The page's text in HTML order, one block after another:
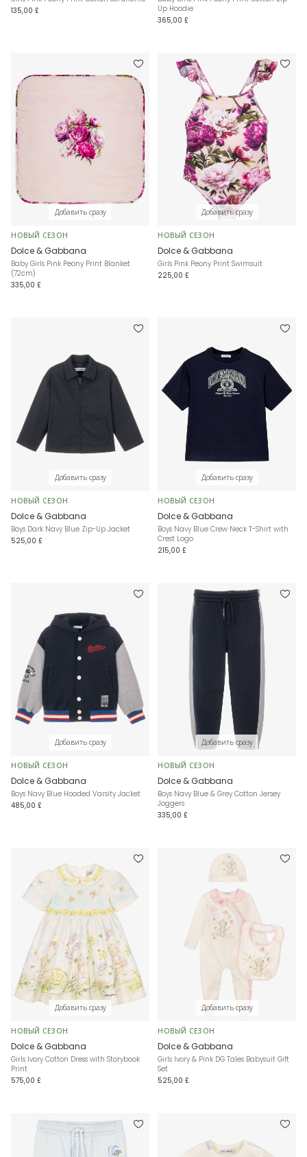
135,00 £
Up Hoodie
365,00 £
Добавить сразу
НОВЫЙ СЕЗОН
Dolce & Gabbana
Baby Girls Pink Peony Print Blanket
(72cm)
335,00 £
Добавить сразу
НОВЫЙ СЕЗОН
Dolce & Gabbana
Girls Pink Peony Print Swimsuit
225,00 £
Добавить сразу
НОВЫЙ СЕЗОН
Dolce & Gabbana
Boys Dark Navy Blue Zip-Up Jacket
525,00 £
Добавить сразу
НОВЫЙ СЕЗОН
Dolce & Gabbana
Boys Navy Blue Crew Neck T-Shirt with
Crest Logo
215,00 £
Добавить сразу
НОВЫЙ СЕЗОН
Dolce & Gabbana
Boys Navy Blue Hooded Varsity Jacket
485,00 £
Добавить сразу
НОВЫЙ СЕЗОН
Dolce & Gabbana
Boys Navy Blue & Grey Cotton Jersey
Joggers
335,00 £
Добавить сразу
НОВЫЙ СЕЗОН
Dolce & Gabbana
Girls Ivory Cotton Dress with Storybook
Print
575,00 £
Добавить сразу
НОВЫЙ СЕЗОН
Dolce & Gabbana
Girls Ivory & Pink DG Tales Babysuit Gift
Set
525,00 £